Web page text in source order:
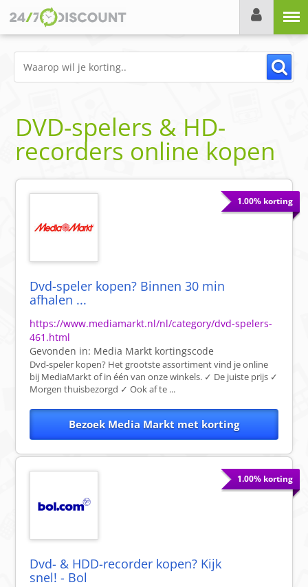
DVD-spelers & HD-
recorders online kopen
1.00% korting
Dvd-speler kopen? Binnen 30 min
afhalen ...
https://www.mediamarkt.nl/nl/category/dvd-spelers-
461.html
Gevonden in: Media Markt kortingscode
Dvd-speler kopen? Het grootste assortiment vind je online
bij MediaMarkt of in één van onze winkels. ✓ De juiste prijs ✓
Morgen thuisbezorgd ✓ Ook af te ...
Bezoek Media Markt met korting
1.00% korting
Dvd- & HDD-recorder kopen? Kijk
snel! - Bol